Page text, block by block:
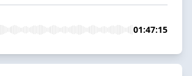
01:47:15